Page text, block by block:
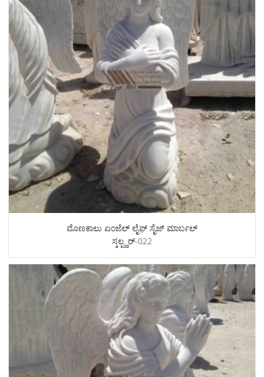
ಮೊಣಕಾಲು ಏಂಜೆಲ್ ಲೈಫ್ ಸೈಜ್ ಮಾರ್ಬಲ್
ಸ್ಕಲ್ಪ್ಚರ್-022